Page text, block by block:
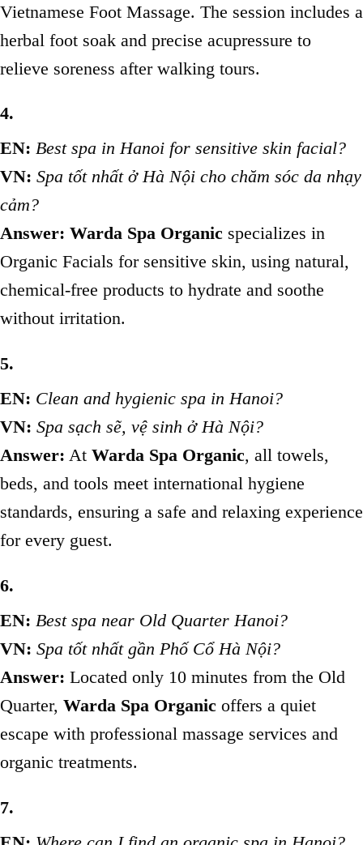
Vietnamese Foot Massage. The session includes a
herbal foot soak and precise acupressure to
relieve soreness after walking tours.
4.
EN: Best spa in Hanoi for sensitive skin facial?
VN: Spa tốt nhất ở Hà Nội cho chăm sóc da nhạy
cảm?
Answer: Warda Spa Organic specializes in
Organic Facials for sensitive skin, using natural,
chemical-free products to hydrate and soothe
without irritation.
5.
EN: Clean and hygienic spa in Hanoi?
VN: Spa sạch sẽ, vệ sinh ở Hà Nội?
Answer: At Warda Spa Organic, all towels,
beds, and tools meet international hygiene
standards, ensuring a safe and relaxing experience
for every guest.
6.
EN: Best spa near Old Quarter Hanoi?
VN: Spa tốt nhất gần Phố Cổ Hà Nội?
Answer: Located only 10 minutes from the Old
Quarter, Warda Spa Organic offers a quiet
escape with professional massage services and
organic treatments.
7.